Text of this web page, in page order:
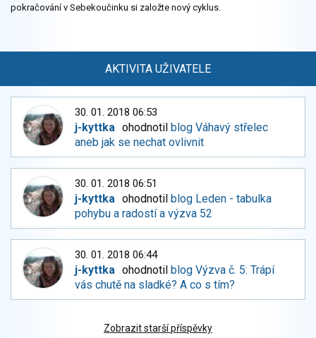
pokračování v Sebekoučinku si založte nový cyklus.
AKTIVITA UŽIVATELE
30. 01. 2018 06:53
j-kyttka ohodnotil blog Váhavý střelec
aneb jak se nechat ovlivnit
30. 01. 2018 06:51
j-kyttka ohodnotil blog Leden - tabulka
pohybu a radostí a výzva 52
30. 01. 2018 06:44
j-kyttka ohodnotil blog Výzva č. 5: Trápí
vás chutě na sladké? A co s tím?
Zobrazit starší příspěvky